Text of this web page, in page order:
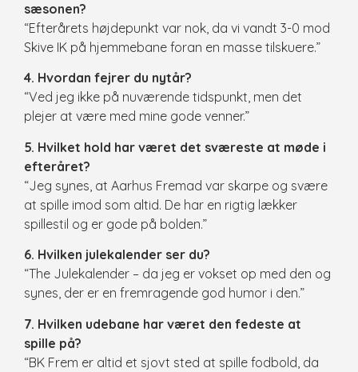
sæsonen?
“Efterårets højdepunkt var nok, da vi vandt 3-0 mod
Skive IK på hjemmebane foran en masse tilskuere.”
4. Hvordan fejrer du nytår?
“Ved jeg ikke på nuværende tidspunkt, men det
plejer at være med mine gode venner.”
5. Hvilket hold har været det sværeste at møde i
efteråret?
“Jeg synes, at Aarhus Fremad var skarpe og svære
at spille imod som altid. De har en rigtig lækker
spillestil og er gode på bolden.”
6. Hvilken julekalender ser du?
“The Julekalender – da jeg er vokset op med den og
synes, der er en fremragende god humor i den.”
7. Hvilken udebane har været den fedeste at
spille på?
“BK Frem er altid et sjovt sted at spille fodbold, da